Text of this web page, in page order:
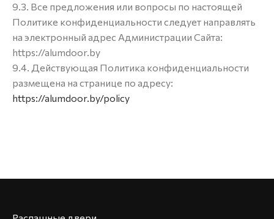
9.3. Все предложения или вопросы по настоящей
Политике конфиденциальности следует направлять
на электронный адрес Администрации Сайта:
https://alumdoor.by
9.4. Действующая Политика конфиденциальности
размещена на странице по адресу:
https://alumdoor.by/policy